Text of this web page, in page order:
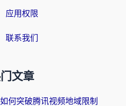
应用权限
联系我们
文章
何突破腾讯视频地域限制